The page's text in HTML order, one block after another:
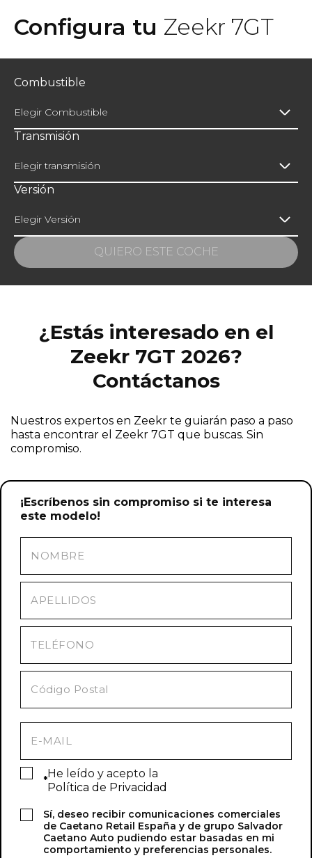
Configura tu Zeekr 7GT
Combustible
Elegir Combustible
Transmisión
Elegir transmisión
Versión
Elegir Versión
QUIERO ESTE COCHE
¡Escríbenos sin compromiso si te
interesa este modelo!
*
Política de Privacidad
Sí, deseo recibir comunicaciones
comerciales de Caetano Retail España y de
grupo Salvador Caetano Auto pudiendo
preferencias personales.
¿Estás interesado en el
Zeekr 7GT 2026?
Contáctanos
Nuestros expertos en Zeekr te guiarán paso a paso
hasta encontrar el Zeekr 7GT que buscas. Sin
compromiso.
¡Escríbenos sin compromiso si te interesa
este modelo!
*
He leído y acepto la
Política de Privacidad
Sí, deseo recibir comunicaciones comerciales
de Caetano Retail España y de grupo Salvador
Caetano Auto pudiendo estar basadas en mi
comportamiento y preferencias personales.